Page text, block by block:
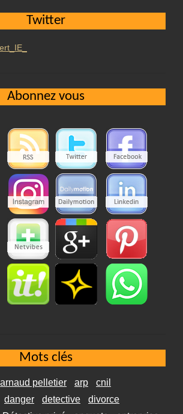
Twitter
Abonnez vous
Mots clés
arnaud pelletier arp
cnil
danger detective
divorce